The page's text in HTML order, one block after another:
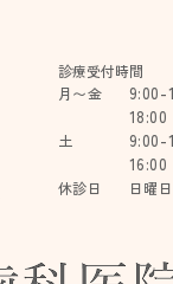
診療受付時間
月〜金
9:00-
18:00
土
9:00-
16:00
休診日 日曜日